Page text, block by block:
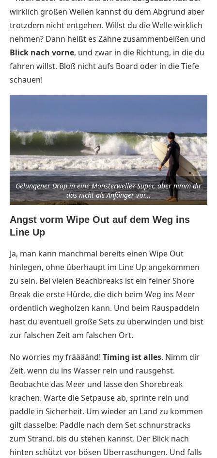
wirklich großen Wellen kannst du dem Abgrund aber
trotzdem nicht entgehen. Willst du die Welle wirklich
nehmen? Dann heißt es Zähne zusammenbeißen und
Blick nach vorne, und zwar in die Richtung, in die du
fahren willst. Bloß nicht aufs Board oder in die Tiefe
schauen!
Gelungener Drop in eine Monsterwelle? Super, aber nimm dir
das nicht als Anfänger vor…
Angst vorm Wipe Out auf dem Weg ins
Line Up
Ja, man kann manchmal bereits einen Wipe Out
hinlegen, ohne überhaupt im Line Up angekommen
zu sein. Bei vielen Beachbreaks ist ein feiner Shore
Break die erste Hürde, die dich beim Weg ins Meer
ordentlich wegholzen kann. Und beim Rauspaddeln
hast du eventuell große Sets zu überwinden und bist
zur falschen Zeit am falschen Ort.
No worries my fräääänd! Timing ist alles. Nimm dir
Zeit, wenn du ins Wasser rein und rausgehst.
Beobachte das Meer und lasse den Shorebreak
krachen. Warte die Setpause ab, sprinte rein und
paddle in Sicherheit. Um wieder an Land zu kommen
gilt dasselbe: Paddle nach dem Set schnurstracks
zum Strand, bis du stehen kannst. Der Blick nach
hinten schützt vor bösen Überraschungen. Und falls